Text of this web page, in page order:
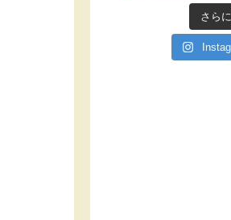
さら